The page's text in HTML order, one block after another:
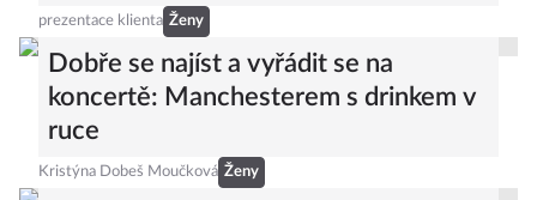
prezentace klienta Ženy
Dobře se najíst a vyřádit se na
koncertě: Manchesterem s drinkem v
ruce
Kristýna Dobeš Moučková Ženy